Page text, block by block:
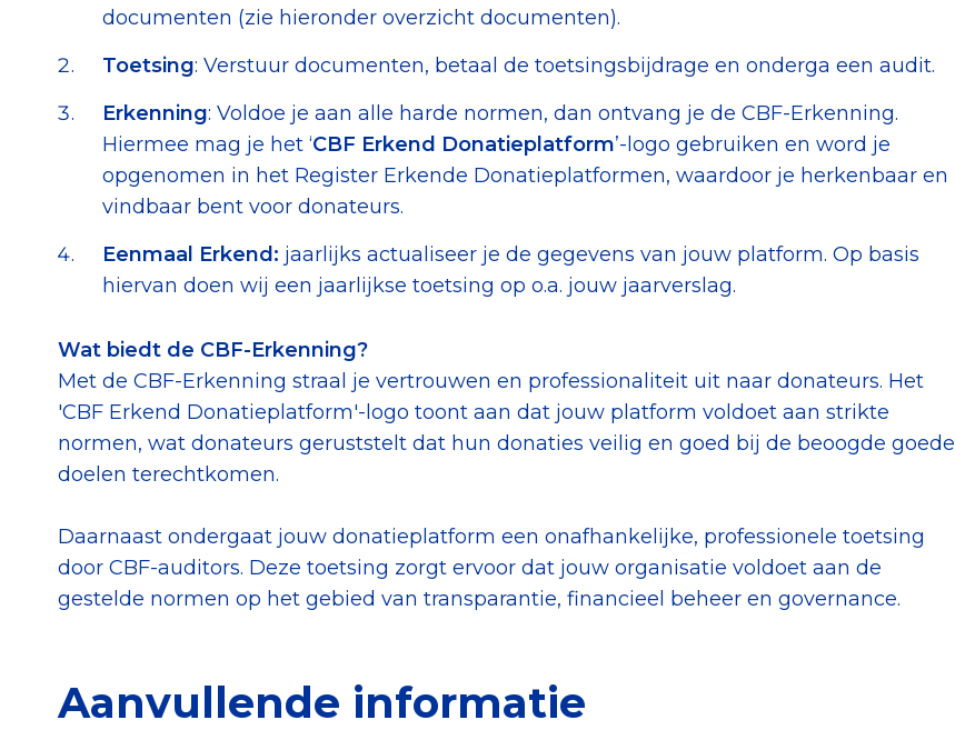
documenten (zie hieronder overzicht documenten).
Toetsing: Verstuur documenten, betaal de toetsingsbijdrage en onderga een audit.
Erkenning: Voldoe je aan alle harde normen, dan ontvang je de CBF-Erkenning.
Hiermee mag je het ‘CBF Erkend Donatieplatform’-logo gebruiken en word je
opgenomen in het Register Erkende Donatieplatformen, waardoor je herkenbaar en
vindbaar bent voor donateurs.
Eenmaal Erkend: jaarlijks actualiseer je de gegevens van jouw platform. Op basis
hiervan doen wij een jaarlijkse toetsing op o.a. jouw jaarverslag.
Wat biedt de CBF-Erkenning?
Met de CBF-Erkenning straal je vertrouwen en professionaliteit uit naar donateurs. Het
'CBF Erkend Donatieplatform'-logo toont aan dat jouw platform voldoet aan strikte
normen, wat donateurs geruststelt dat hun donaties veilig en goed bij de beoogde goede
doelen terechtkomen.
Daarnaast ondergaat jouw donatieplatform een onafhankelijke, professionele toetsing
door CBF-auditors. Deze toetsing zorgt ervoor dat jouw organisatie voldoet aan de
gestelde normen op het gebied van transparantie, financieel beheer en governance.
Aanvullende informatie